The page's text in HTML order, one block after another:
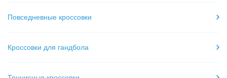
Повседневные кроссовки
Кроссовки для гандбола